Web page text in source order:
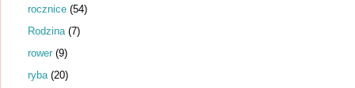
rocznice (54)
Rodzina (7)
rower (9)
ryba (20)